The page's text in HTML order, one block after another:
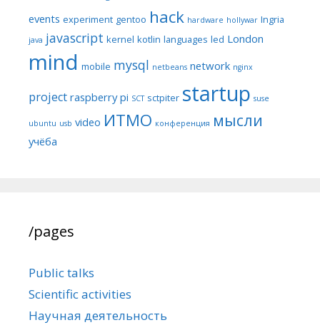
events experiment gentoo hack hardware hollywar Ingria
java javascript kernel kotlin languages led London
mind mobile mysql netbeans network nginx
project raspberry pi SCT sctpiter startup suse
ubuntu usb video ИТМО конференция мысли
учёба
/pages
Public talks
Scientific activities
Научная деятельность